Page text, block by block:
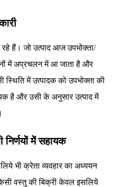
हैं। जो उत्पाद आज उपभोक्ता/
में अप्रचलन में आ जाता है और
में उत्पादक को उपभोक्ता की
है और उसी के अनुसार उत्पाद में
निर्णयों में सहायक
भी क्रेता व्यवहार का अध्ययन
वस्तु की बिक्री केवल इसलिये